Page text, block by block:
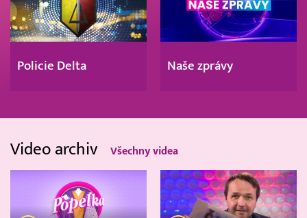
Policie Delta Naše zprávy
Video archiv Všechny videa